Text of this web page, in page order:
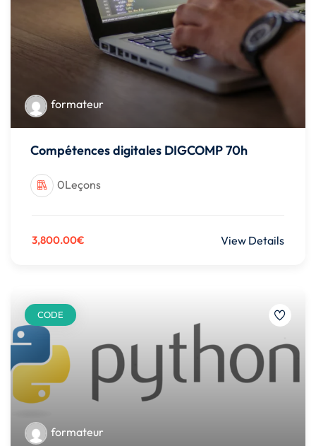
formateur
Compétences digitales DIGCOMP 70h
0Leçons
3,800.00€ View Details
CODE
formateur